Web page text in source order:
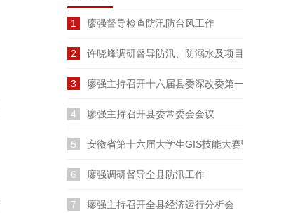
1 廖强督导检查防汛防台风工作
2 许晓峰调研督导防汛、防溺水及项目建设工作
3 廖强主持召开十六届县委深改委第一次会议
4 廖强主持召开县委常委会会议
5 安徽省第十六届大学生GIS技能大赛暨长三角
6 廖强调研督导全县防汛工作
7 廖强主持召开全县经济运行分析会